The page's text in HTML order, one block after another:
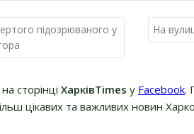
підозрюваного у
На
сторінці ХарківTimes у Facebook.
цікавих та важливих новин